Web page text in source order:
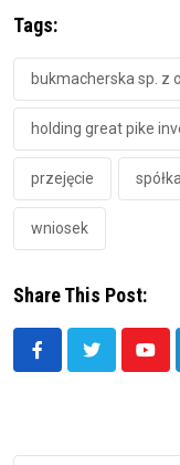
Tags:
bukmacherska sp. z
holding great pike
przejęcie spółka
wniosek
Share This Post: